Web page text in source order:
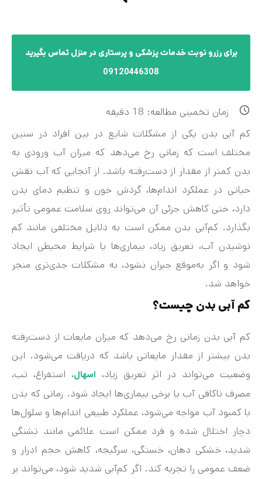
برای رزرو نوبت خدمات پزشکی و پرستاری در منزل تماس بگیرید
09120446308
زمان تخمینی مطالعه: 18 دقیقه
کم‌ آبی بدن یکی از مشکلات شایع در بین افراد در سنین
مختلف است که زمانی رخ می‌دهد که میزان آب ورودی به
بدن کمتر از مقدار از دست‌رفته باشد. از آنجایی که آب نقش
حیاتی در عملکرد اندام‌ها، گردش خون و تنظیم دمای بدن
دارد، حتی کاهش جزئی آن می‌تواند روی سلامت عمومی تأثیر
بگذارد. کم‌آبی بدن ممکن است به دلایل مختلفی مانند کم
نوشیدن آب، تعریق زیاد، بیماری‌ها یا شرایط محیطی ایجاد
شود و اگر به‌موقع جبران نشود، به مشکلات جدی‌تری منجر
خواهد شد.
کم‌ آبی بدن چیست؟
کم‌ آبی بدن زمانی رخ می‌دهد که میزان مایعات از دست‌رفته
بدن بیشتر از مقدار مایعاتی باشد که دریافت می‌شود. این
وضعیت می‌تواند در اثر تعریق زیاد، اسهال، استفراغ، تب،
مصرف ناکافی آب یا برخی بیماری‌ها ایجاد شود. زمانی که بدن
با کمبود آب مواجه می‌شود، عملکرد طبیعی اندام‌ها و سلول‌ها
دچار اختلال شده و فرد ممکن است علائمی مانند تشنگی
شدید، خشکی دهان، خستگی، سرگیجه، کاهش حجم ادرار و
ضعف عمومی را تجربه کند. اگر کم‌آبی شدید شود، می‌تواند بر